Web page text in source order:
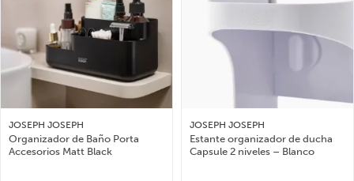
JOSEPH JOSEPH
Organizador de Baño Porta
Accesorios Matt Black
JOSEPH JOSEPH
Estante organizador de ducha
Capsule 2 niveles – Blanco